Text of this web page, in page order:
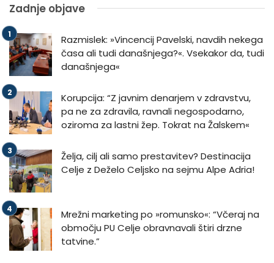
Zadnje objave
Razmislek: »Vincencij Pavelski, navdih nekega
časa ali tudi današnjega?«. Vsekakor da, tudi
današnjega«
Korupcija: “Z javnim denarjem v zdravstvu,
pa ne za zdravila, ravnali negospodarno,
oziroma za lastni žep. Tokrat na Žalskem«
Želja, cilj ali samo prestavitev? Destinacija
Celje z Deželo Celjsko na sejmu Alpe Adria!
Mrežni marketing po »romunsko«: “Včeraj na
območju PU Celje obravnavali štiri drzne
tatvine.”